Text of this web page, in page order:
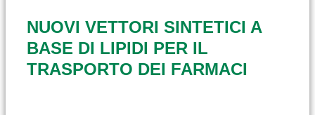
NUOVI VETTORI SINTETICI A
BASE DI LIPIDI PER IL
TRASPORTO DEI FARMACI